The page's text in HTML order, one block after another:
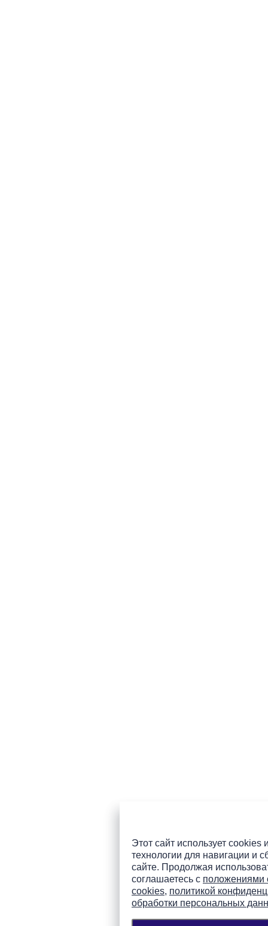
Этот сайт использует cookies
технологии для навигации и
сайте. Продолжая
соглашаетесь с положениями
cookies, политикой
обработки персональных